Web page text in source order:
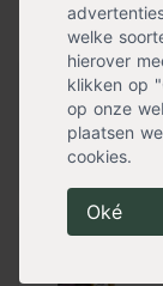
welke
hierover
klikken op
op onze
plaatsen
cookies.
Oké
Handig voor